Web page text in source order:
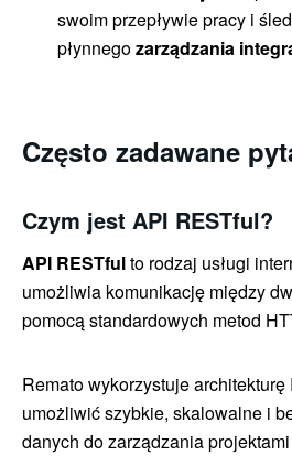
swoim przepływie pracy i
płynnegozarządzania
Często zadawane
Czym jest API RESTful?
API RESTfulto rodzaj usługi
umożliwia komunikację między
pomocą standardowych metod
Remato wykorzystuje
umożliwić szybkie, skalowalne i
danych do zarządzania